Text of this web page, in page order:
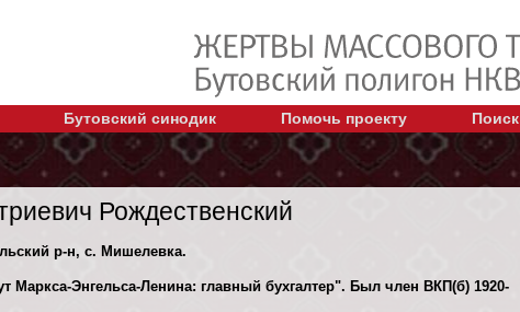
Бутовский синодик Помочь проекту Поиск
Рождественский
р-н, с. Мишелевка.
Маркса-Энгельса-Ленина: главный бухгалтер". Был член ВКП(б) 1920-